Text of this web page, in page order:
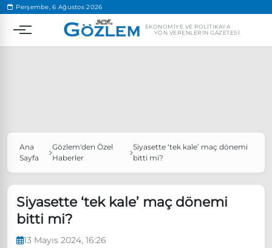
Perşembe, 6 Ağustos 2026
EKONOMIYE VE POLITIKAYA
YÖN VERENLERIN GAZETESI
Popüler Aramalar
Özgür Özel, Ekrem İmamoğlu’nu ziyaret edecek
Ünlü çift bir etkinliğe daha katılmama kararı aldı
Ana
Sayfa
Gözlem'den Özel
Haberler
Siyasette ‘tek kale’ maç dönemi
bitti mi?
Siyasette ‘tek kale’ maç dönemi
bitti mi?
13 Mayıs 2024, 16:26